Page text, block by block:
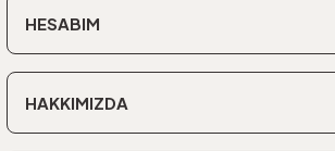
HESABIM
HAKKIMIZDA